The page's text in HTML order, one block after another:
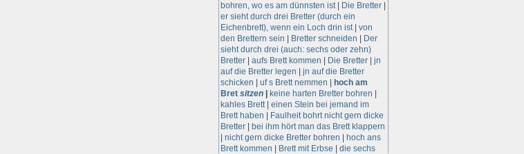
bohren, wo es am dünnsten ist| Die Bretter
er sieht durch drei Bretter (durch ein
Eichenbrett), wenn ein Loch drin ist| von
den Brettern sein
Bretter schneiden
Der
sieht durch drei (auch: sechs oder zehn)
Bretter
aufs Brett kommen Die Bretter
jn
auf die Bretter legen
jn auf die Bretter
schicken
uf s Brett nemmen
hoch am
Bret sitzen keine harten Bretter bohren
kahles Brett| einen Stein bei jemand im
Brett haben
Faulheit bohrt nicht gern dicke
Bretter
bei ihm hört man das Brett klappern
nicht gern dicke Bretter bohren
hoch ans
Brett kommen
Brett mit Erbse
die sechs